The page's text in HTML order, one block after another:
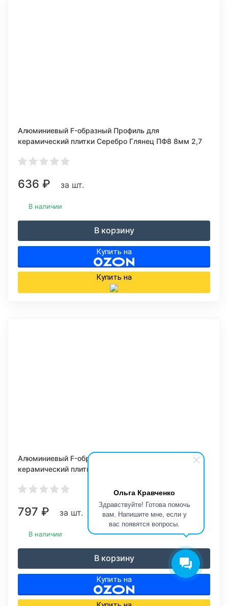
Ольга Кравченко
Здравствуйте! Готова помочь
вам. Напишите мне, если у
вас появятся вопросы.
Алюминиевый F-образный Профиль для
керамический плитки Серебро Глянец ПФ8 8мм 2,7
636 ₽ за шт.
В наличии
В корзину
Купить на
Купить на
Алюминиевый F-образный Профиль для
керамический плитки Черный Матовый ПФ12 12мм
797 ₽ за шт.
В наличии
В корзину
Купить на